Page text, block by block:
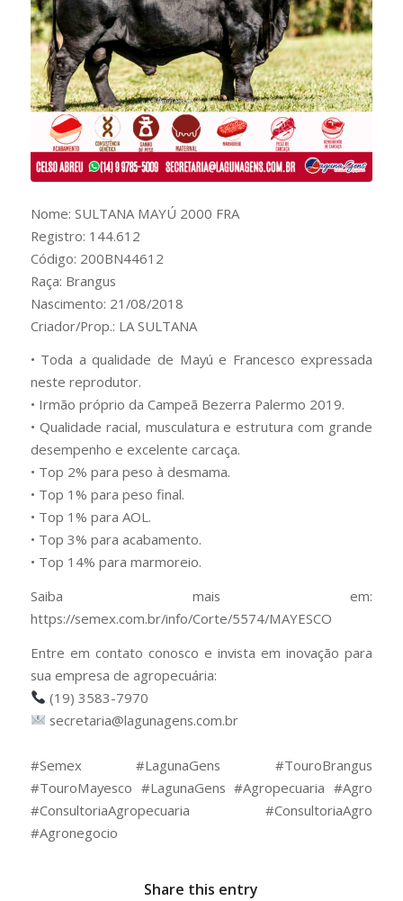
Nome: SULTANA MAYÚ 2000 FRA
Registro: 144.612
Código: 200BN44612
Raça: Brangus
Nascimento: 21/08/2018
Criador/Prop.: LA SULTANA
• Toda a qualidade de Mayú e Francesco expressada
neste reprodutor.
• Irmão próprio da Campeã Bezerra Palermo 2019.
• Qualidade racial, musculatura e estrutura com grande
desempenho e excelente carcaça.
• Top 2% para peso à desmama.
• Top 1% para peso final.
• Top 1% para AOL.
• Top 3% para acabamento.
• Top 14% para marmoreio.
Saiba mais em:
https://semex.com.br/info/Corte/5574/MAYESCO
Entre em contato conosco e invista em inovação para
sua empresa de agropecuária:
(19) 3583-7970
secretaria@lagunagens.com.br
#Semex #LagunaGens #TouroBrangus
#TouroMayesco #LagunaGens #Agropecuaria #Agro
#ConsultoriaAgropecuaria #ConsultoriaAgro
#Agronegocio
Share this entry